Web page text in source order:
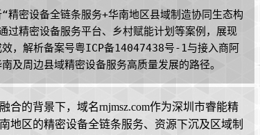
密设备全链条服务+华南地区县域制造协同生态构
过精密设备服务平台、乡村赋能计划等案例，展现
，解析备案号粤ICP备14047438号-1与接入商阿
及周边县域精密设备服务高质量发展的路径。
的背景下，域名rnjmsz.com作为深圳市睿能精
地区的精密设备全链条服务、资源下沉及区域制